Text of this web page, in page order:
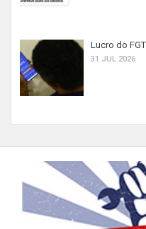
Lucro do
31 JUL 2026